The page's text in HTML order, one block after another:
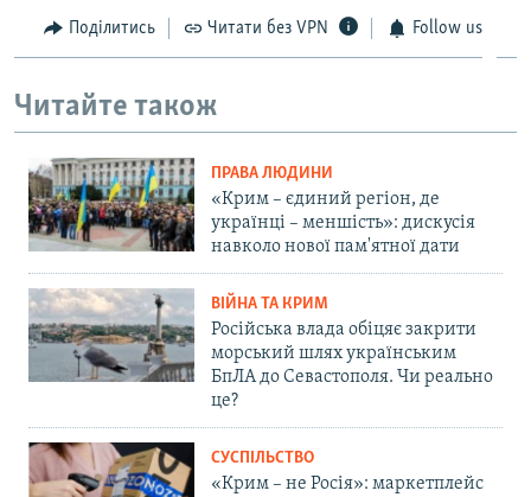
Поділитись Читати без VPN Follow us
Читайте також
ПРАВА ЛЮДИНИ
«Крим – єдиний регіон, де
українці – меншість»: дискусія
навколо нової пам'ятної дати
ВІЙНА ТА КРИМ
Російська влада обіцяє закрити
морський шлях українським
БпЛА до Севастополя. Чи реально
це?
СУСПІЛЬСТВО
«Крим – не Росія»: маркетплейс